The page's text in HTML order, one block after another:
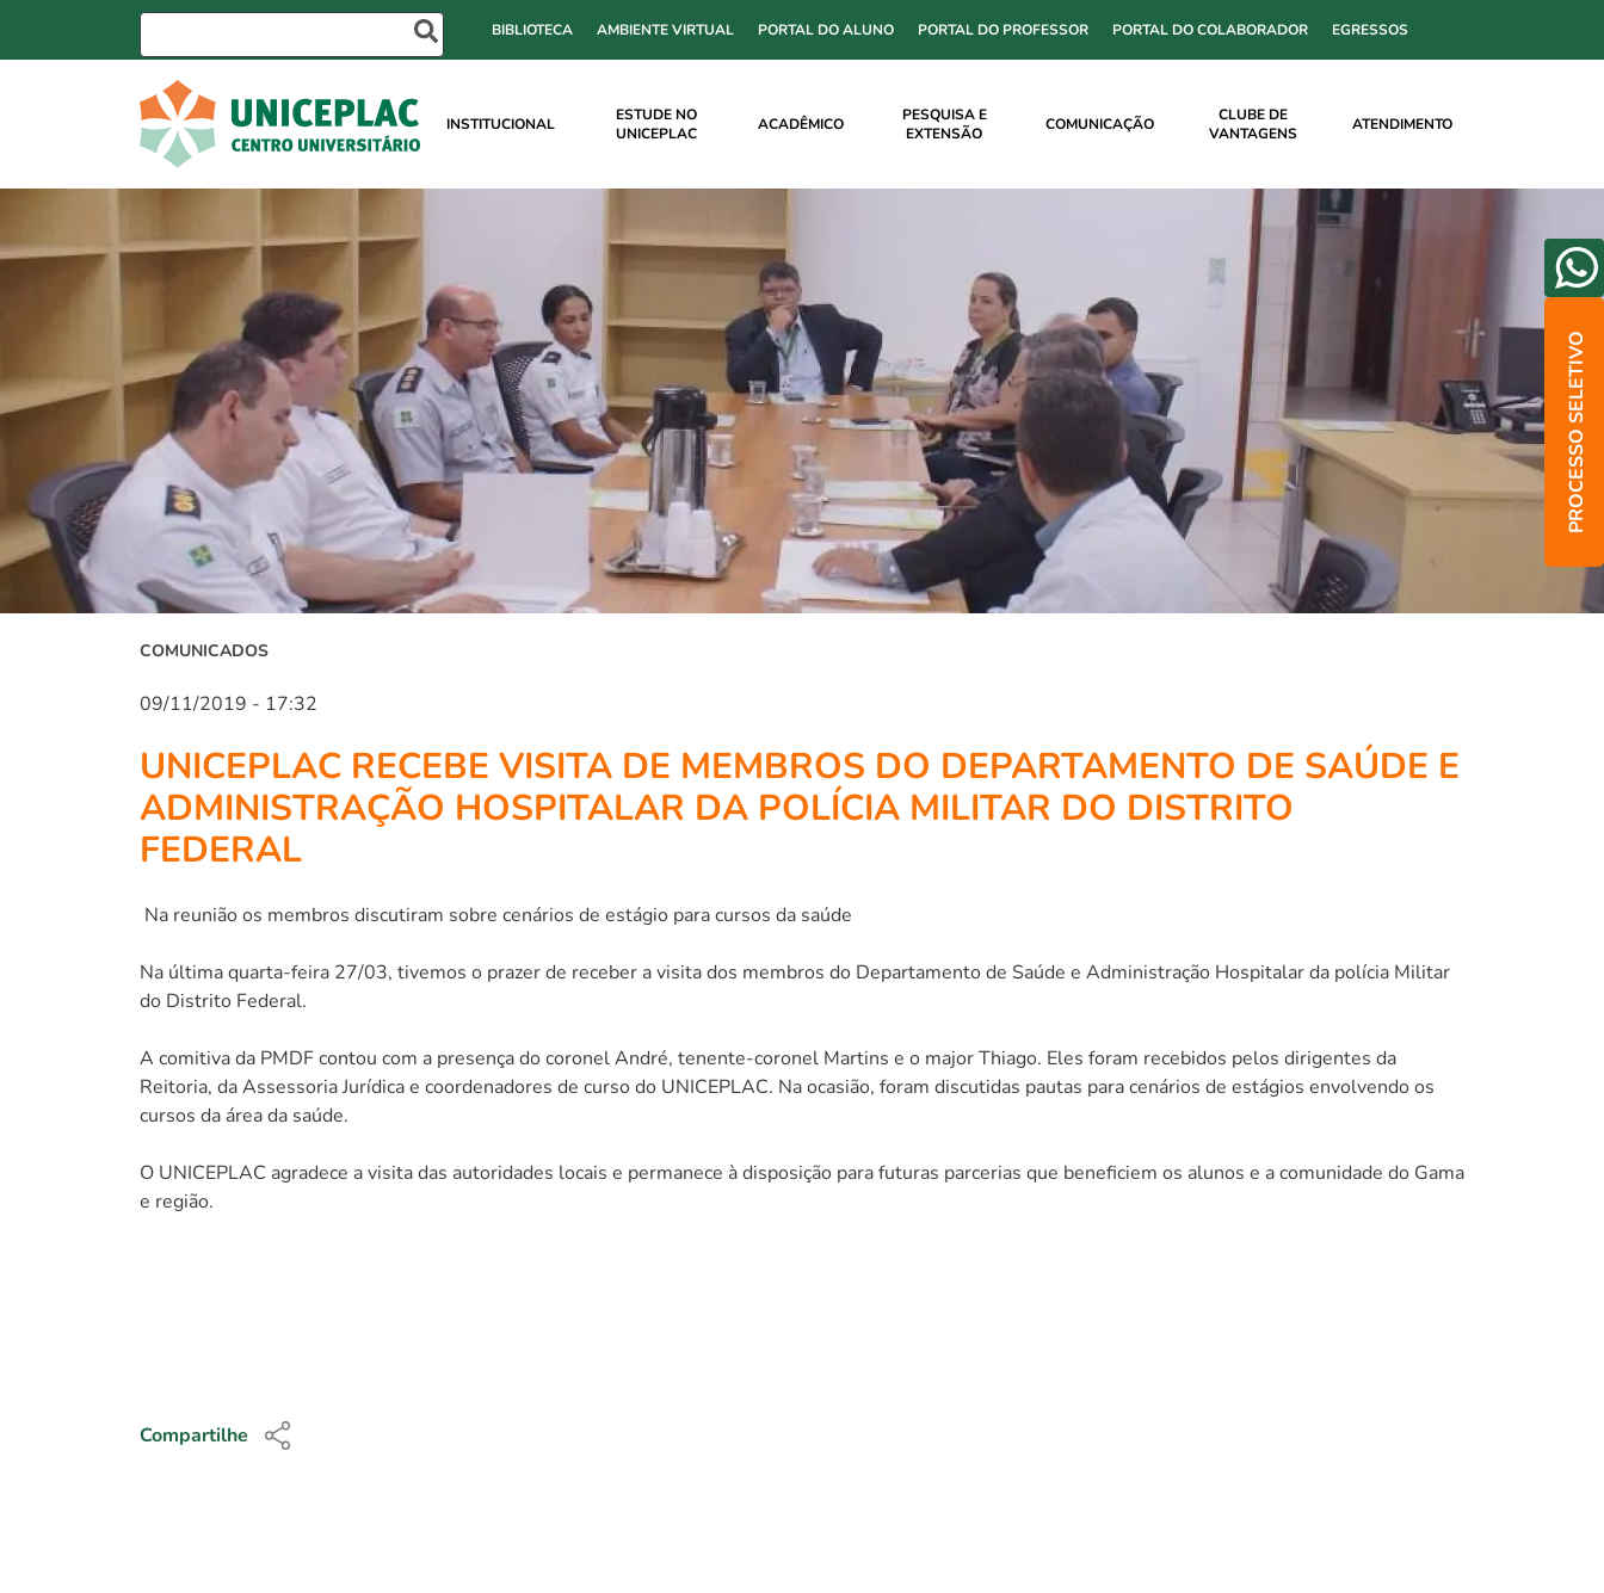
BIBLIOTECA AMBIENTE VIRTUAL PORTAL DO ALUNO PORTAL DO PROFESSOR PORTAL DO COLABORADOR EGRESSOS
INSTITUCIONAL
ESTUDE NO
UNICEPLAC
ACADÊMICO
PESQUISA E
EXTENSÃO
COMUNICAÇÃO
CLUBE DE
VANTAGENS
ATENDIMENTO
PROCESSO SELETIVO
COMUNICADOS
09/11/2019 - 17:32
UNICEPLAC RECEBE VISITA DE MEMBROS DO DEPARTAMENTO DE SAÚDE E
ADMINISTRAÇÃO HOSPITALAR DA POLÍCIA MILITAR DO DISTRITO
FEDERAL
Na reunião os membros discutiram sobre cenários de estágio para cursos da saúde
Na última quarta-feira 27/03, tivemos o prazer de receber a visita dos membros do Departamento de Saúde e Administração Hospitalar da polícia Militar
do Distrito Federal.
A comitiva da PMDF contou com a presença do coronel André, tenente-coronel Martins e o major Thiago. Eles foram recebidos pelos dirigentes da
Reitoria, da Assessoria Jurídica e coordenadores de curso do UNICEPLAC. Na ocasião, foram discutidas pautas para cenários de estágios envolvendo os
cursos da área da saúde.
O UNICEPLAC agradece a visita das autoridades locais e permanece à disposição para futuras parcerias que beneficiem os alunos e a comunidade do Gama
e região.
Compartilhe